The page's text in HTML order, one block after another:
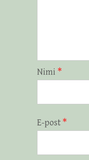
Nimi *
E-post *